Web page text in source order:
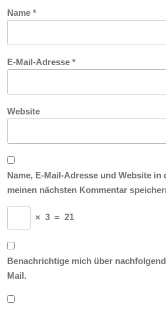
Name *
E-Mail-Adresse *
Website
Name, E-Mail-Adresse und Website
meinen nächsten Kommentar
× 3 = 21
Benachrichtige mich über
Mail.